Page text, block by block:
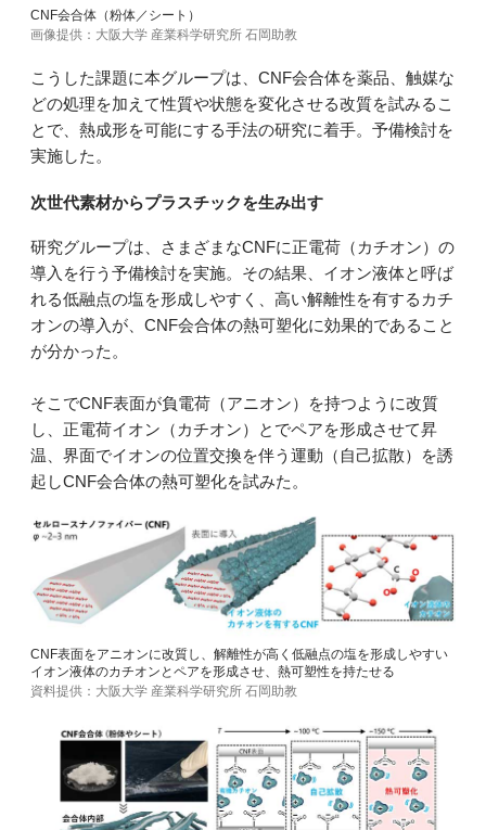
CNF会合体（粉体／シート）
画像提供：大阪大学 産業科学研究所 石岡助教
こうした課題に本グループは、CNF会合体を薬品、触媒な
どの処理を加えて性質や状態を変化させる改質を試みるこ
とで、熱成形を可能にする手法の研究に着手。予備検討を
実施した。
次世代素材からプラスチックを生み出す
研究グループは、さまざまなCNFに正電荷（カチオン）の
導入を行う予備検討を実施。その結果、イオン液体と呼ば
れる低融点の塩を形成しやすく、高い解離性を有するカチ
オンの導入が、CNF会合体の熱可塑化に効果的であること
が分かった。
そこでCNF表面が負電荷（アニオン）を持つように改質
し、正電荷イオン（カチオン）とでペアを形成させて昇
温、界面でイオンの位置交換を伴う運動（自己拡散）を誘
起しCNF会合体の熱可塑化を試みた。
CNF表面をアニオンに改質し、解離性が高く低融点の塩を形成しやすい
イオン液体のカチオンとペアを形成させ、熱可塑性を持たせる
資料提供：大阪大学 産業科学研究所 石岡助教